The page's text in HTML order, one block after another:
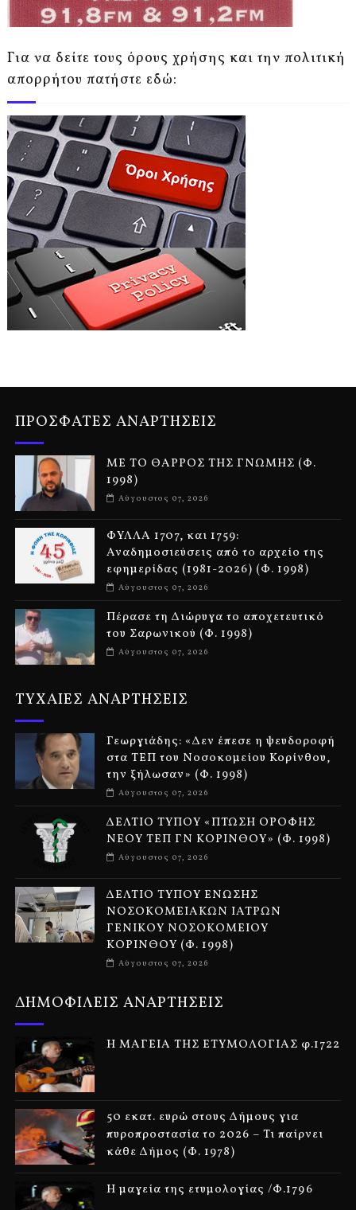
Για να δείτε τους όρους χρήσης και την πολιτική
απορρήτου πατήστε εδώ:
ΠΡΟΣΦΑΤΕΣ ΑΝΑΡΤΗΣΕΙΣ
ΜΕ ΤΟ ΘΑΡΡΟΣ ΤΗΣ ΓΝΩΜΗΣ (Φ.
1998)
Αύγουστος 07, 2026
ΦΥΛΛΑ 1707, και 1759:
Αναδημοσιεύσεις από το αρχείο της
εφημερίδας (1981-2026) (Φ. 1998)
Αύγουστος 07, 2026
Πέρασε τη Διώρυγα το αποχετευτικό
του Σαρωνικού (Φ. 1998)
Αύγουστος 07, 2026
ΤΥΧΑΙΕΣ ΑΝΑΡΤΗΣΕΙΣ
Γεωργιάδης: «Δεν έπεσε η ψευδοροφή
στα ΤΕΠ του Νοσοκομείου Κορίνθου,
την ξήλωσαν» (Φ. 1998)
Αύγουστος 07, 2026
ΔΕΛΤΙΟ ΤΥΠΟΥ «ΠΤΩΣΗ ΟΡΟΦΗΣ
ΝΕΟΥ ΤΕΠ ΓΝ ΚΟΡΙΝΘΟΥ» (Φ. 1998)
Αύγουστος 07, 2026
ΔΕΛΤΙΟ ΤΥΠΟΥ ΕΝΩΣΗΣ
ΝΟΣΟΚΟΜΕΙΑΚΩΝ ΙΑΤΡΩΝ
ΓΕΝΙΚΟΥ ΝΟΣΟΚΟΜΕΙΟΥ
ΚΟΡΙΝΘΟΥ (Φ. 1998)
Αύγουστος 07, 2026
ΔΗΜΟΦΙΛΕΙΣ ΑΝΑΡΤΗΣΕΙΣ
Η ΜΑΓΕΙΑ ΤΗΣ ΕΤΥΜΟΛΟΓΙΑΣ φ.1722
50 εκατ. ευρώ στους Δήμους για
πυροπροστασία το 2026 – Τι παίρνει
κάθε Δήμος (Φ. 1978)
Η μαγεία της ετυμολογίας /Φ.1796